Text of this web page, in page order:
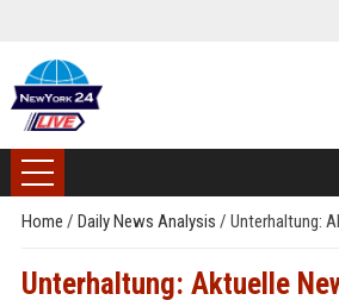
Home / Daily News Analysis / Unterhaltung:
Unterhaltung: Aktuelle